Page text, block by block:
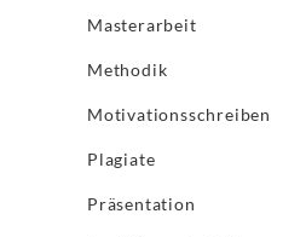
Masterarbeit
Methodik
Motivationsschreiben
Plagiate
Präsentation